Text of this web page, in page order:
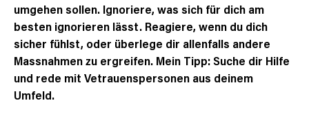
umgehen sollen. Ignoriere, was sich für dich am
besten ignorieren lässt. Reagiere, wenn du dich
sicher fühlst, oder überlege dir allenfalls andere
Massnahmen zu ergreifen. Mein Tipp: Suche dir Hilfe
und rede mit Vetrauenspersonen aus deinem
Umfeld.